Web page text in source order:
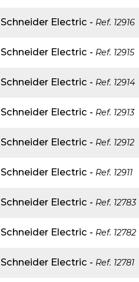
Schneider Electric - Ref. 12916
Schneider Electric - Ref. 12915
Schneider Electric - Ref. 12914
Schneider Electric - Ref. 12913
Schneider Electric - Ref. 12912
Schneider Electric - Ref. 12911
Schneider Electric - Ref. 12783
Schneider Electric - Ref. 12782
Schneider Electric - Ref. 12781